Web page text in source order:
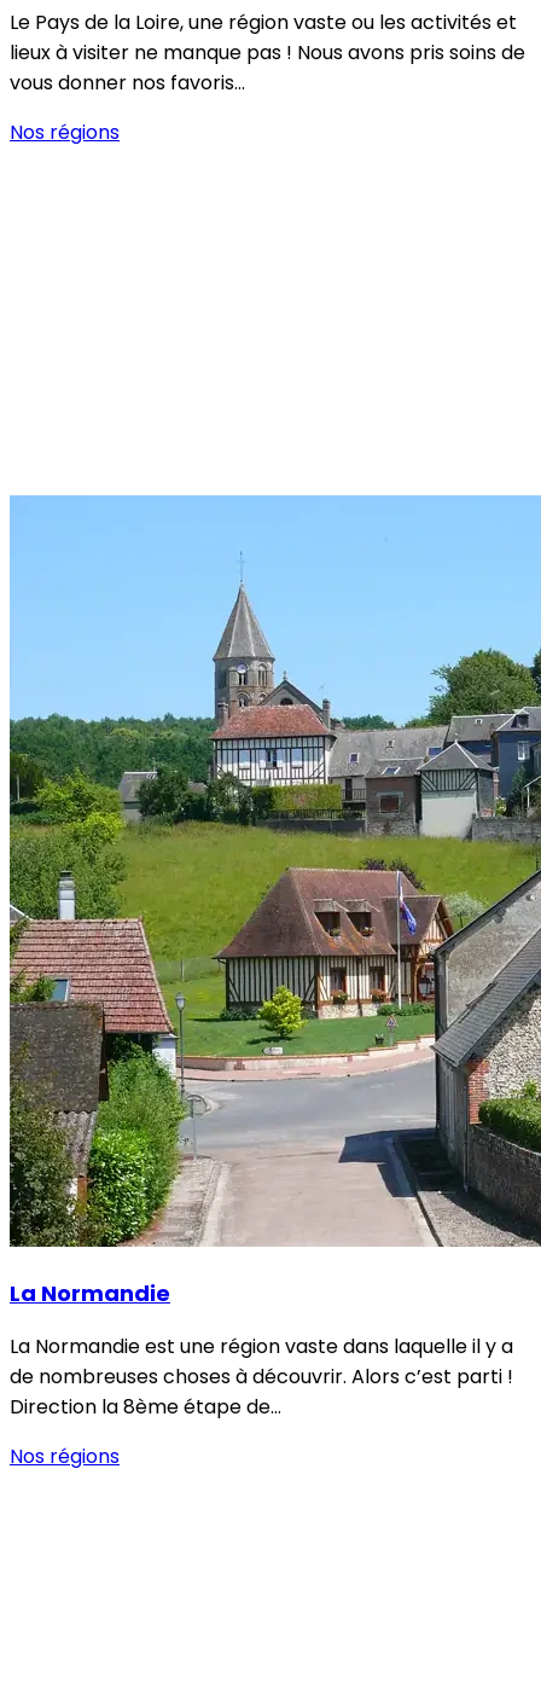
Le Pays de la Loire, une région vaste ou les activités et
lieux à visiter ne manque pas ! Nous avons pris soins de
vous donner nos favoris…
Nos régions
La Normandie
La Normandie est une région vaste dans laquelle il y a
de nombreuses choses à découvrir. Alors c’est parti !
Direction la 8ème étape de…
Nos régions